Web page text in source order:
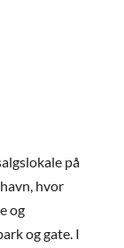
på
hvor
og
og gate. I